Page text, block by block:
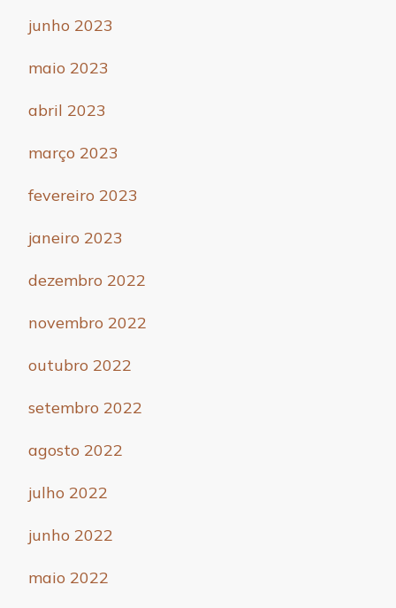
junho 2023
maio 2023
abril 2023
março 2023
fevereiro 2023
janeiro 2023
dezembro 2022
novembro 2022
outubro 2022
setembro 2022
agosto 2022
julho 2022
junho 2022
maio 2022